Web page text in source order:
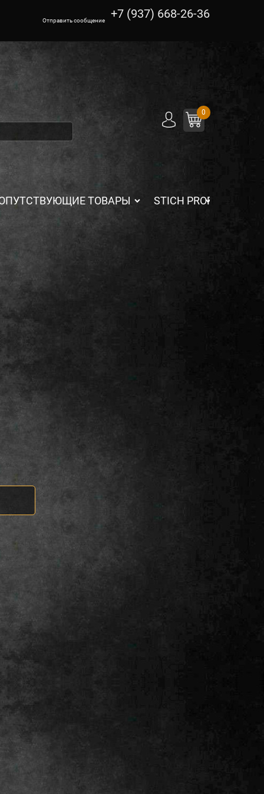
Отправить сообщение +7 (937) 668-26-36
0
ТОВАРЫ STICH PROFI